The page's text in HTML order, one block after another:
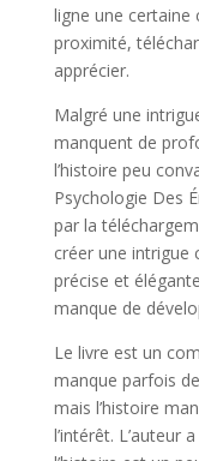
ligne une
proximité,
apprécier.
Malgré une
manquent de
l’histoire peu
Psychologie Des
par la
créer une intrigue
précise et
manque de
Le livre est un
manque parfois
mais l’histoire
l’intérêt. L’auteur